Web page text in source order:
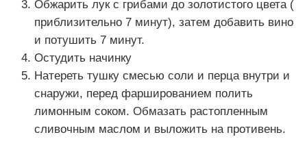
Обжарить лук с грибами до золотистого цвета (
приблизительно 7 минут), затем добавить вино
и потушить 7 минут.
Остудить начинку
Натереть тушку смесью соли и перца внутри и
снаружи, перед фаршированием полить
лимонным соком. Обмазать растопленным
сливочным маслом и выложить на противень.